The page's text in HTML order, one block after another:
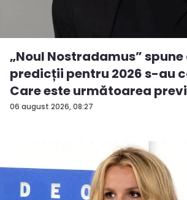
06 august 2026, 08:27
„Noul Nostradamus”
predicții pentru 2026 s-au
Care este următoarea